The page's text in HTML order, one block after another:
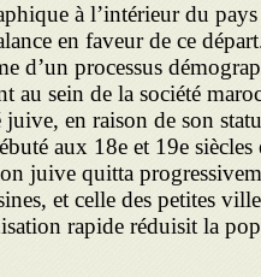
à l’intérieur du pays
en faveur de ce
d’un processus
au sein de la société
en raison de son
aux 18e et 19e siècles
juive quitta
et celle des petites
rapide réduisit la